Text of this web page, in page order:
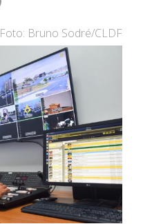
Foto: Bruno Sodré/CLDF